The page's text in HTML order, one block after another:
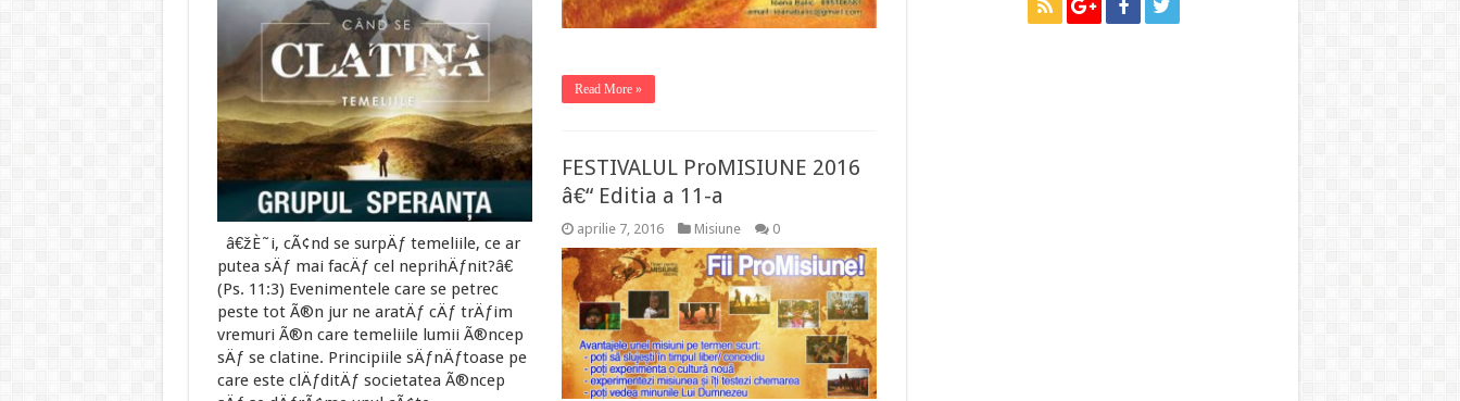
Read More »
â€žÈ˜i, cÃ¢nd se surpÄƒ temeliile, ce ar
putea sÄƒ mai facÄƒ cel neprihÄƒnit?â€
(Ps. 11:3) Evenimentele care se petrec
peste tot Ã®n jur ne aratÄƒ cÄƒ trÄƒim
vremuri Ã®n care temeliile lumii Ã®ncep
sÄƒ se clatine. Principiile sÄƒnÄƒtoase pe
care este clÄƒditÄƒ societatea Ã®ncep
FESTIVALUL ProMISIUNE 2016
â€“ Editia a 11-a
aprilie 7, 2016 Misiune 0